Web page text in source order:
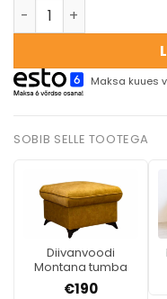
Maksa kuues
SOBIB SELLE TOOTEGA
Diivanvoodi
Montana tumba
€190